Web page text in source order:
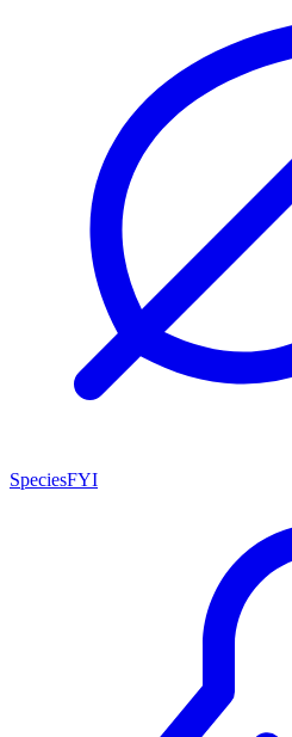
SpeciesFYI